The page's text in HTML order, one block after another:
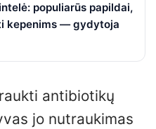
populiarūs papildai,
kepenims — gydytoja
antibiotikų
jo nutraukimas